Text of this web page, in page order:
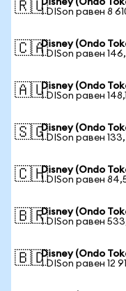
🇷🇺Disney (Ondo
1 DISon равен 8
🇨🇦Disney (Ondo
1 DISon равен
🇦🇺Disney (Ondo
1 DISon равен
🇸🇬Disney (Ondo
1 DISon равен
🇨🇭Disney (Ondo
1 DISon равен
🇧🇷Disney (Ondo
1 DISon равен
🇧🇩Disney (Ondo
1 DISon равен 12